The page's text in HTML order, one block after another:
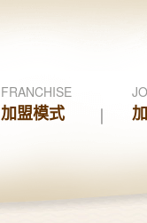
FRANCHISE
加盟模式